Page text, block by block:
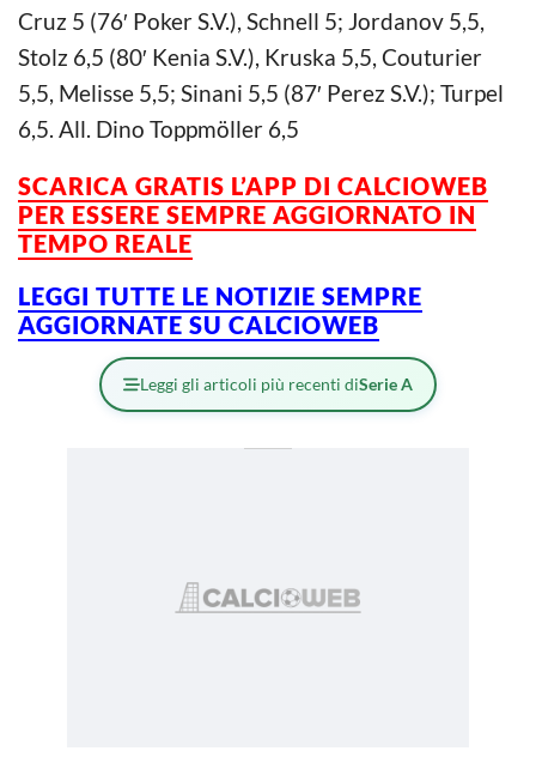
Cruz 5 (76′ Poker S.V.), Schnell 5; Jordanov 5,5,
Stolz 6,5 (80′ Kenia S.V.), Kruska 5,5, Couturier
5,5, Melisse 5,5; Sinani 5,5 (87′ Perez S.V.); Turpel
6,5. All. Dino Toppmöller 6,5
SCARICA GRATIS L’APP DI CALCIOWEB
PER ESSERE SEMPRE AGGIORNATO IN
TEMPO REALE
LEGGI TUTTE LE NOTIZIE SEMPRE
AGGIORNATE SU CALCIOWEB
Leggi gli articoli più recenti diSerie A